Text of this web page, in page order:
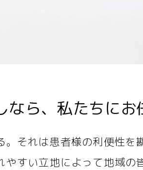
ら、 私たちにお
それは患者様の利便性を
すい立地によって地域の